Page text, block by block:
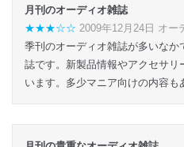
月刊のオーディオ雑誌
★★★☆☆ 2009年12月24日 オー
季刊のオーディオ雑誌が多いな
誌です。新製品情報やアクセサ
います。多少マニア向けの内容も